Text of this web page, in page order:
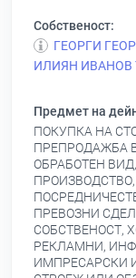
Собственост:
ГЕОРГИ
ИЛИЯН ИВАНОВ
Предмет на
ПОКУПКА НА
ПРЕПРОДАЖБА
ОБРАБОТЕН
ПРЕВОЗНИ
СОБСТВЕНОСТ,
РЕКЛАМНИ,
ИМПРЕСАРСКИ